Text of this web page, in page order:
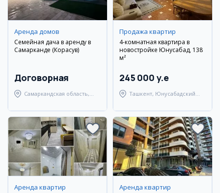
Аренда домов
Семейная дача в аренду в
Самарканде (Корасув)
Договорная
Самаркандская область,
Продажа квартир
4-комнатная квартира в
новостройке Юнусабад, 138
м²
245 000 y.e
Ташкент, Юнусабадский
Аренда квартир Аренда квартир